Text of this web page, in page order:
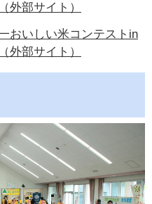
外部サイト）
おいしい米コンテストin
外部サイト）